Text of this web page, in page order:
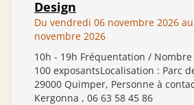
Design
Du vendredi 06 novembre 2026
novembre 2026
10h - 19h Fréquentation /
100 exposantsLocalisation : Parc
29000 Quimper, Personne à
Kergonna , 06 63 58 45 86